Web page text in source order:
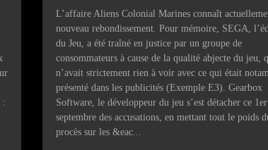
:
L’affaire Aliens Colonial Marines connaît
nouveau rebondissement. Pour mémoire, SEGA,
du Jeu, a été traîné en justice par un groupe de
consommateurs à cause de la qualité abjecte du jeu,
n’avait strictement rien à voir avec ce qui était
présenté dans les publicités (Exemple E3). Gearbox
Software, le développeur du jeu s’est détacher ce 1er
septembre des accusations, en mettant tout le poids
procès sur les &eac...